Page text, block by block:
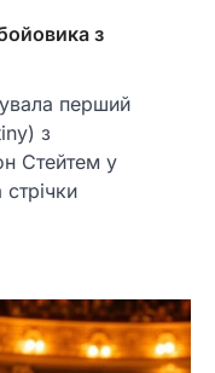
з
перший
з
Стейтем у